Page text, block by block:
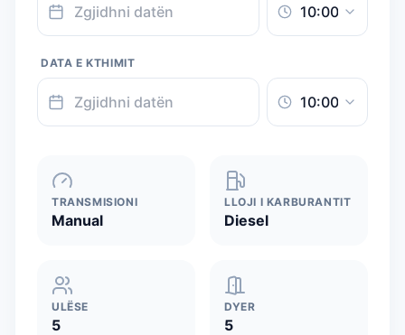
DATA E KTHIMIT
TRANSMISIONI
Manual
LLOJI I KARBURANTIT
Diesel
ULËSE
5
DYER
5